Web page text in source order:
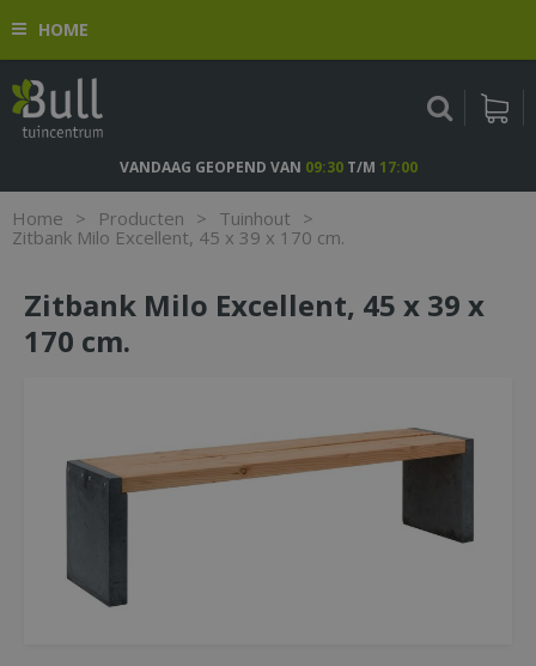
n
o
HOME
Home > Producten > Tuinhout >
Zitbank Milo Excellent, 45 x 39 x 170 cm.
VANDAAG GEOPEND VAN 09:30T/M 17:00
Zitbank Milo Excellent, 45 x 39 x
170 cm.